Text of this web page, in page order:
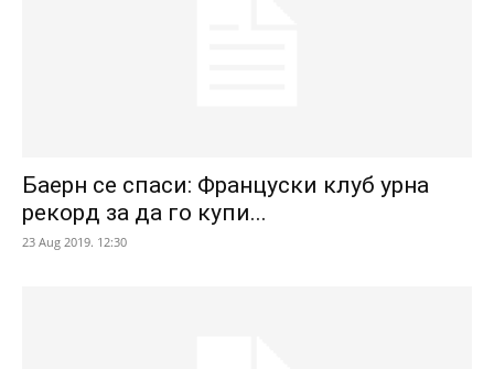
Баерн се спаси: Француски клуб урна
рекорд за да го купи...
23 Aug 2019. 12:30